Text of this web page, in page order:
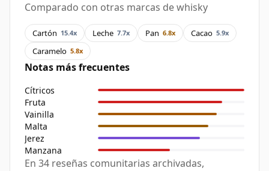
Comparado con otras marcas de whisky
Cartón 15.4x Leche 7.7x Pan 6.8x Cacao 5.9x
Caramelo 5.8x
Notas más frecuentes
Cítricos
Fruta
Vainilla
Malta
Jerez
Manzana
En 34 reseñas comunitarias archivadas,